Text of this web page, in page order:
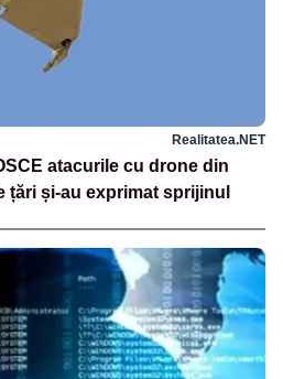
Realitatea.NET
atacurile cu drone din
țări și-au exprimat sprijinul